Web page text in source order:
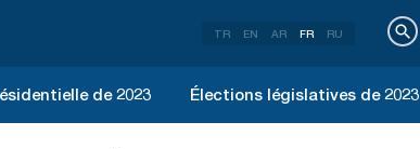
TR EN AR FR RU
de 2023 Élections législatives de 2023